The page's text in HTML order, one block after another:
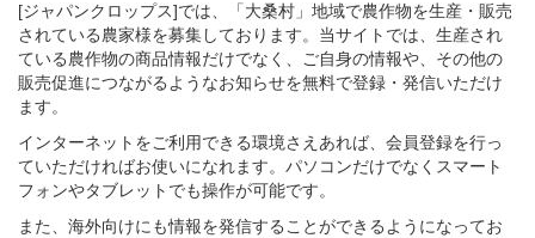
[ジャパンクロップス]では、「大桑村」地域で農作物を生産・販売
されている農家様を募集しております。当サイトでは、生産され
ている農作物の商品情報だけでなく、ご自身の情報や、その他の
販売促進につながるようなお知らせを無料で登録・発信いただけ
ます。
インターネットをご利用できる環境さえあれば、会員登録を行っ
ていただければお使いになれます。パソコンだけでなくスマート
フォンやタブレットでも操作が可能です。
また、海外向けにも情報を発信することができるようになってお